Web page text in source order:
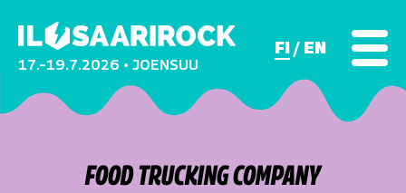
17.–19.7.2026 • JOENSUU
FI EN
FOOD TRUCKING COMPANY